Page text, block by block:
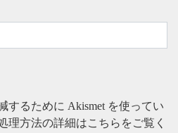
するために Akismet を使ってい
理方法の詳細はこちらをご覧く